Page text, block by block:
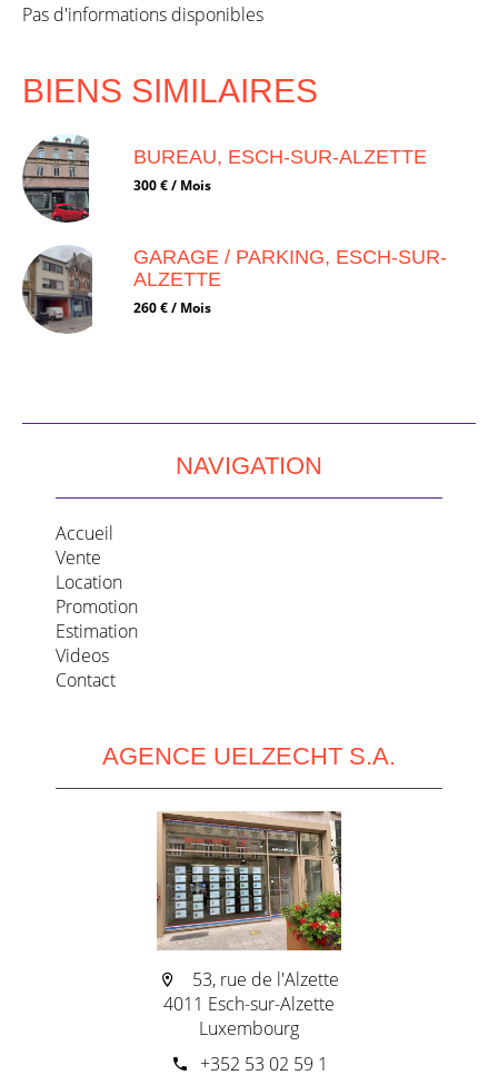
Pas d'informations disponibles
BIENS SIMILAIRES
BUREAU, ESCH-SUR-ALZETTE
300 € / Mois
GARAGE / PARKING, ESCH-SUR-
ALZETTE
260 € / Mois
NAVIGATION
Accueil
Vente
Location
Promotion
Estimation
Videos
Contact
AGENCE UELZECHT S.A.
53, rue de l'Alzette
4011 Esch-sur-Alzette
Luxembourg
+352 53 02 59 1